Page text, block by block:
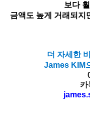
보다
금액도 높게 거래되지
더 자세한
James KIM
카